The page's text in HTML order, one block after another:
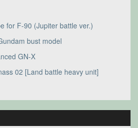
for F-90 (Jupiter battle ver.)
bust model
GN-X
02 [Land battle heavy unit]